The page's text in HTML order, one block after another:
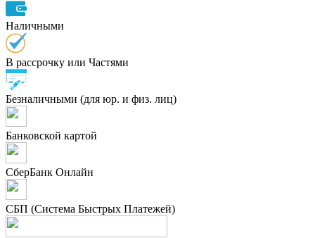
Наличными
В рассрочку или Частями
Безналичными (для юр. и физ. лиц)
Банковской картой
СберБанк Онлайн
СБП (Система Быстрых Платежей)